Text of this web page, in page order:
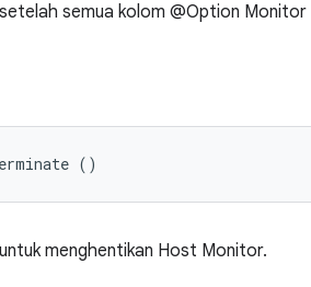
semua kolom @Option
()
menghentikan Host Monitor.